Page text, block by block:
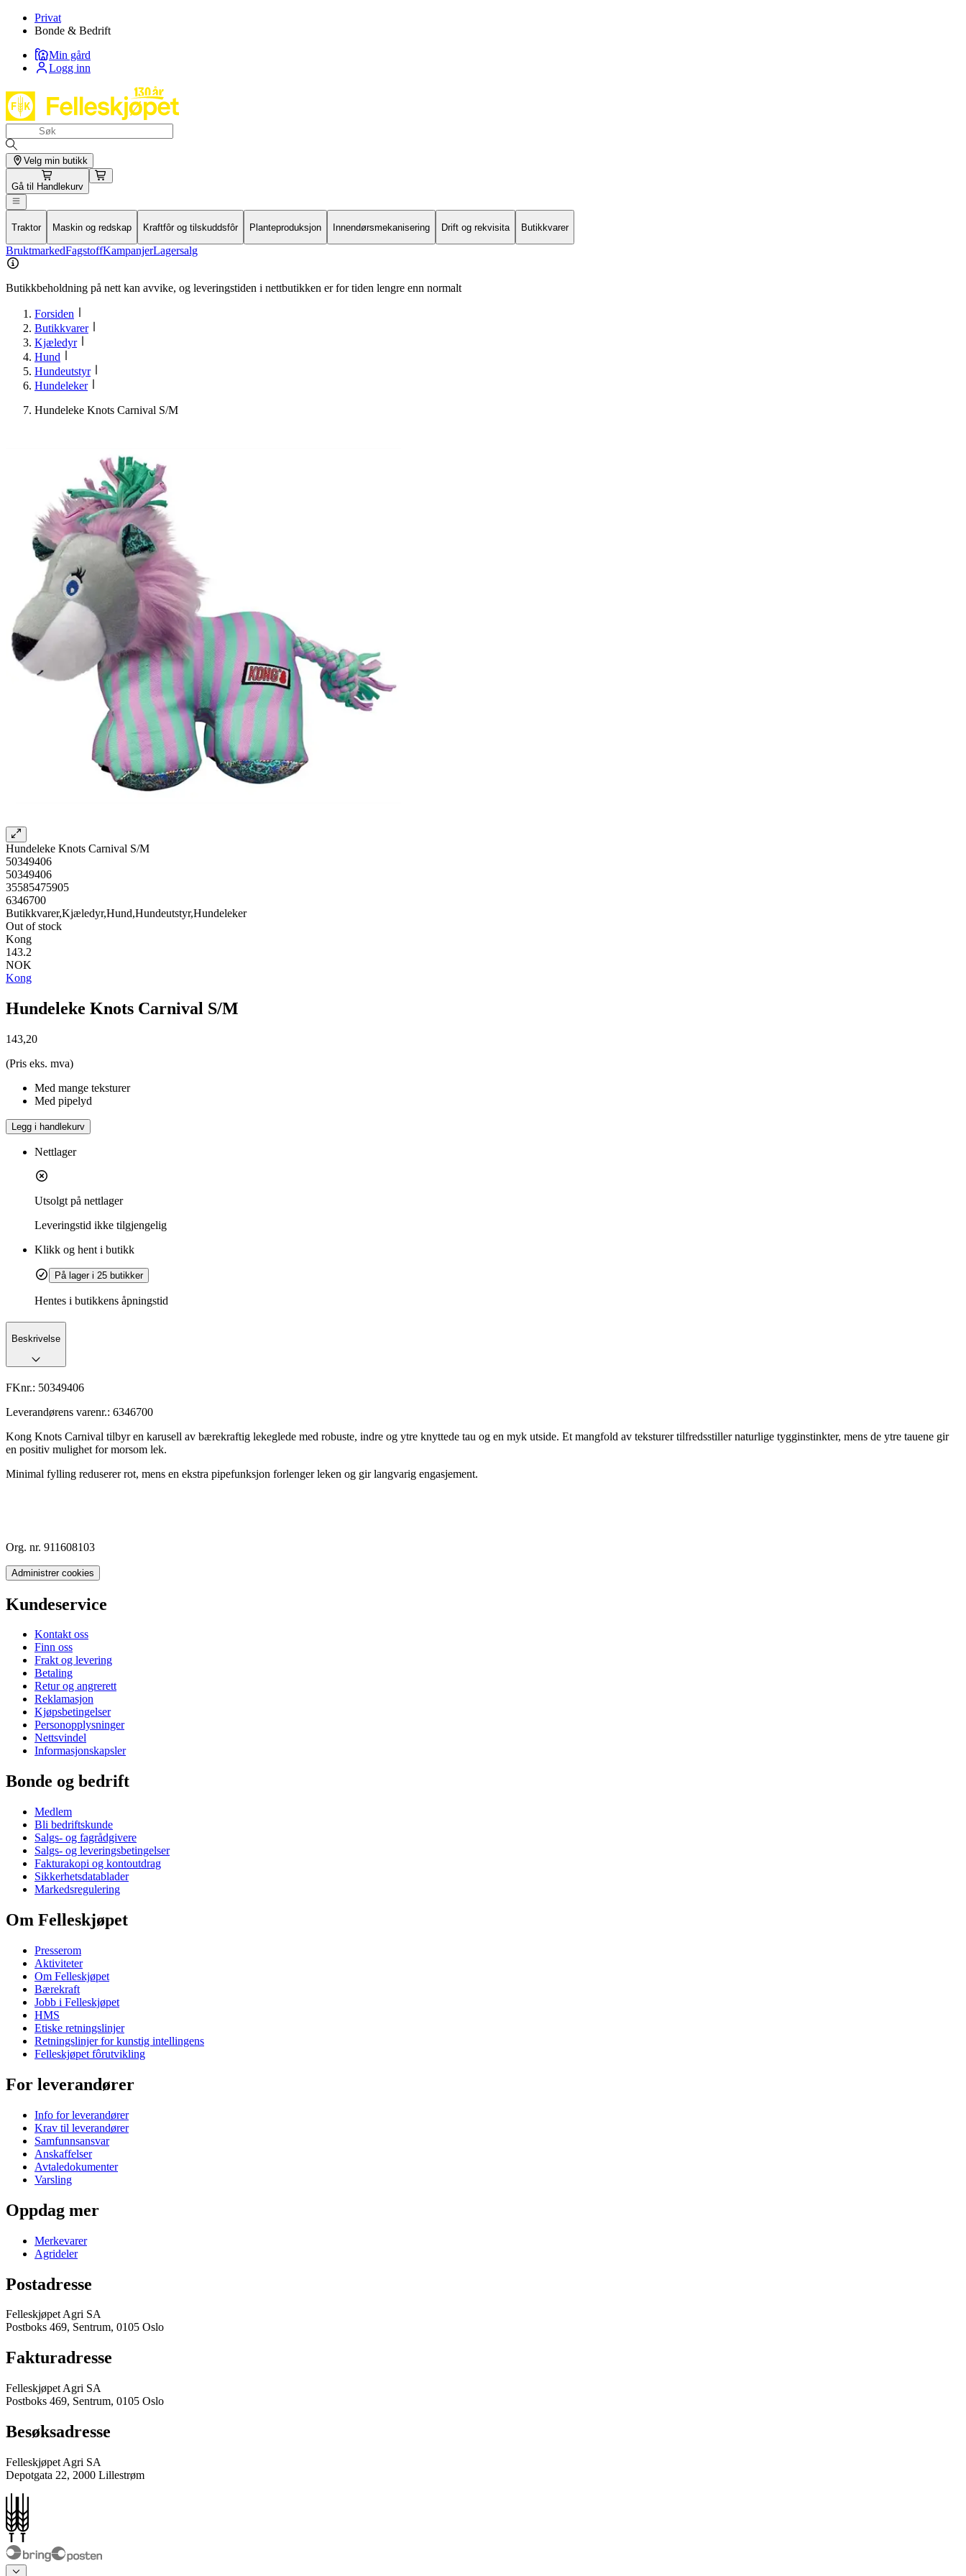
Privat
Bonde & Bedrift
Min gård
Logg inn
Velg min butikk
Gå til Handlekurv
Traktor Maskin og redskap Kraftfôr og tilskuddsfôr Planteproduksjon Innendørsmekanisering Drift og rekvisita Butikkvarer
BruktmarkedFagstoffKampanjerLagersalg
Butikkbeholdning på nett kan avvike, og leveringstiden i nettbutikken er for tiden lengre enn normalt
Forsiden
Butikkvarer
Kjæledyr
Hund
Hundeutstyr
Hundeleker
Hundeleke Knots Carnival S/M
Hundeleke Knots Carnival S/M
50349406
50349406
35585475905
6346700
Butikkvarer,Kjæledyr,Hund,Hundeutstyr,Hundeleker
Out of stock
Kong
143.2
NOK
Kong
Hundeleke Knots Carnival S/M
143,20
(Pris eks. mva)
Med mange teksturer
Med pipelyd
Legg i handlekurv
Nettlager
Utsolgt på nettlager
Leveringstid ikke tilgjengelig
Klikk og hent i butikk
På lager i 25 butikker
Hentes i butikkens åpningstid
Beskrivelse
FKnr.: 50349406
Leverandørens varenr.: 6346700
Kong Knots Carnival tilbyr en karusell av bærekraftig lekeglede med robuste, indre og ytre knyttede tau og en myk utside. Et mangfold av teksturer tilfredsstiller naturlige tygginstinkter, mens de ytre tauene gir
en positiv mulighet for morsom lek.
Minimal fylling reduserer rot, mens en ekstra pipefunksjon forlenger leken og gir langvarig engasjement.
Org. nr. 911608103
Administrer cookies
Kundeservice
Kontakt oss
Finn oss
Frakt og levering
Betaling
Retur og angrerett
Reklamasjon
Kjøpsbetingelser
Personopplysninger
Nettsvindel
Informasjonskapsler
Bonde og bedrift
Medlem
Bli bedriftskunde
Salgs- og fagrådgivere
Salgs- og leveringsbetingelser
Fakturakopi og kontoutdrag
Sikkerhetsdatablader
Markedsregulering
Om Felleskjøpet
Presserom
Aktiviteter
Om Felleskjøpet
Bærekraft
Jobb i Felleskjøpet
HMS
Etiske retningslinjer
Retningslinjer for kunstig intellingens
Felleskjøpet fôrutvikling
For leverandører
Info for leverandører
Krav til leverandører
Samfunnsansvar
Anskaffelser
Avtaledokumenter
Varsling
Oppdag mer
Merkevarer
Agrideler
Postadresse
Felleskjøpet Agri SA
Postboks 469, Sentrum, 0105 Oslo
Fakturadresse
Felleskjøpet Agri SA
Postboks 469, Sentrum, 0105 Oslo
Besøksadresse
Felleskjøpet Agri SA
Depotgata 22, 2000 Lillestrøm